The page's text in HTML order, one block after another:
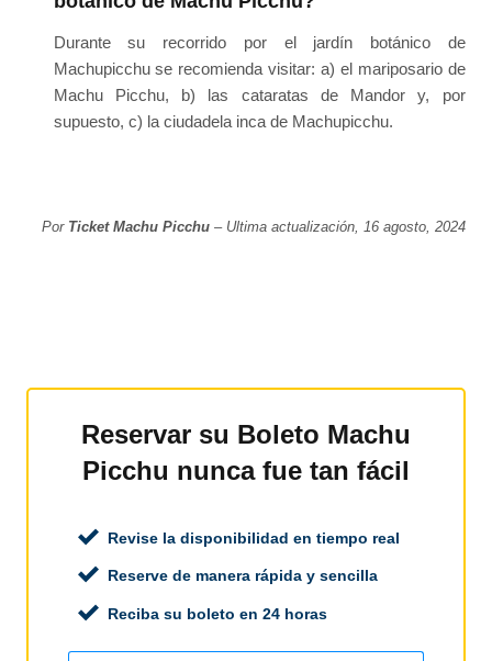
Durante su recorrido por el jardín botánico de
Machupicchu se recomienda visitar: a) el mariposario de
Machu Picchu, b) las cataratas de Mandor y, por
supuesto, c) la ciudadela inca de Machupicchu.
Por Ticket Machu Picchu– Ultima actualización, 16 agosto, 2024
Reservar su Boleto Machu
Picchu nunca fue tan fácil
Revise la disponibilidad en tiempo real
Reserve de manera rápida y sencilla
Reciba su boleto en 24 horas